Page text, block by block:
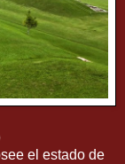
el estado de